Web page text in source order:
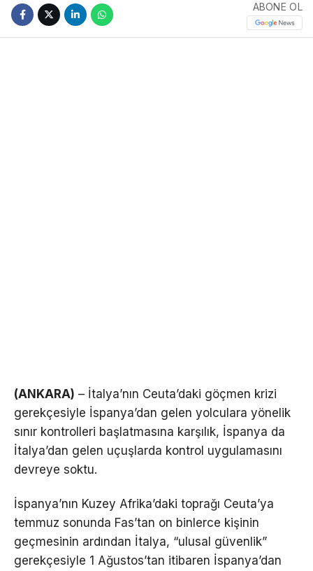
ABONE OL
(ANKARA) – İtalya’nın Ceuta’daki göçmen krizi
gerekçesiyle İspanya’dan gelen yolculara yönelik
sınır kontrolleri başlatmasına karşılık, İspanya da
İtalya’dan gelen uçuşlarda kontrol uygulamasını
devreye soktu.
İspanya’nın Kuzey Afrika’daki toprağı Ceuta’ya
temmuz sonunda Fas’tan on binlerce kişinin
geçmesinin ardından İtalya, “ulusal güvenlik”
gerekçesiyle 1 Ağustos’tan itibaren İspanya’dan